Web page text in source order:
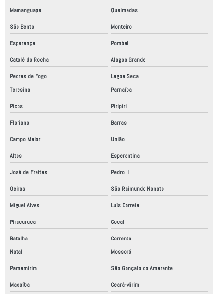
Mamanguape Queimadas
São Bento Monteiro
Esperança Pombal
Catolé do Rocha Alagoa Grande
Pedras de Fogo
Lagoa Seca
Teresina
Parnaíba
Picos Piripiri
Floriano Barras
Campo Maior União
Altos Esperantina
José de Freitas Pedro II
Oeiras São Raimundo Nonato
Miguel Alves Luís Correia
Piracuruca Cocal
Batalha
Corrente
Natal
Mossoró
Parnamirim São Gonçalo do Amarante
Macaíba Ceará-Mirim